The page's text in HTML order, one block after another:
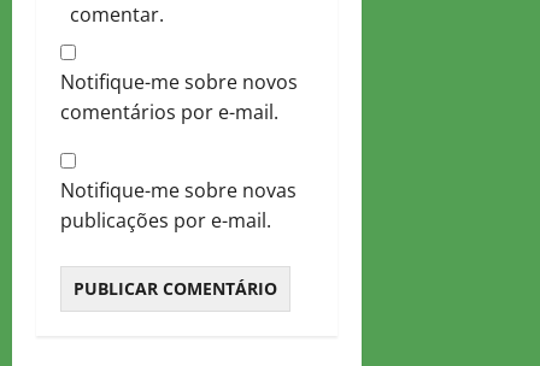
comentar.
Notifique-me sobre novos
comentários por e-mail.
Notifique-me sobre novas
publicações por e-mail.